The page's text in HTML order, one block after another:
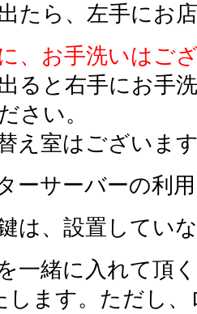
たら、左手にお
、お手洗いはご
ると右手にお手
さい。
え室はございま
ーサーバーの利
は、設置してい
一緒に入れて頂
します。ただし